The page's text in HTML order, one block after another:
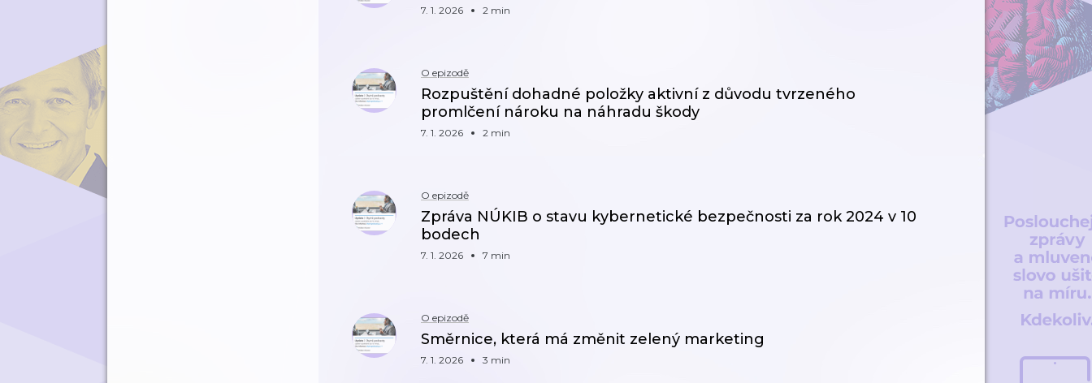
7. 1. 2026 2 min
O epizodě
Rozpuštění dohadné položky aktivní z důvodu tvrzeného
promlčení nároku na náhradu škody
7. 1. 2026 2 min
O epizodě
Zpráva NÚKIB o stavu kybernetické bezpečnosti za rok 2024 v 10
bodech
7. 1. 2026 7 min
O epizodě
Směrnice, která má změnit zelený marketing
7. 1. 2026 3 min